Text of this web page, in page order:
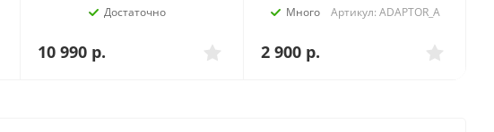
Достаточно
10 990 р.
Много
Артикул: ADAPTOR_A
2 900р.